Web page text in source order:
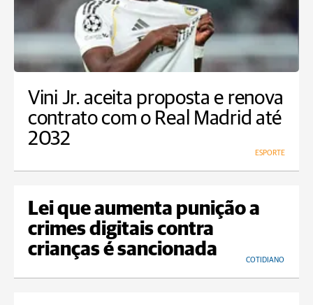
Vini Jr. aceita proposta e renova
contrato com o Real Madrid até
2032
ESPORTE
Lei que aumenta punição a
crimes digitais contra
crianças é sancionada
COTIDIANO